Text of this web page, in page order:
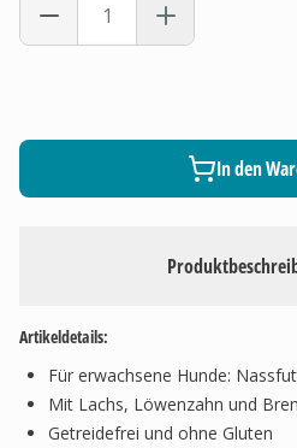
Artikeldetails:
Für erwachsene Hunde:
Mit Lachs, Löwenzahn und
Getreidefrei und ohne Gluten
In den